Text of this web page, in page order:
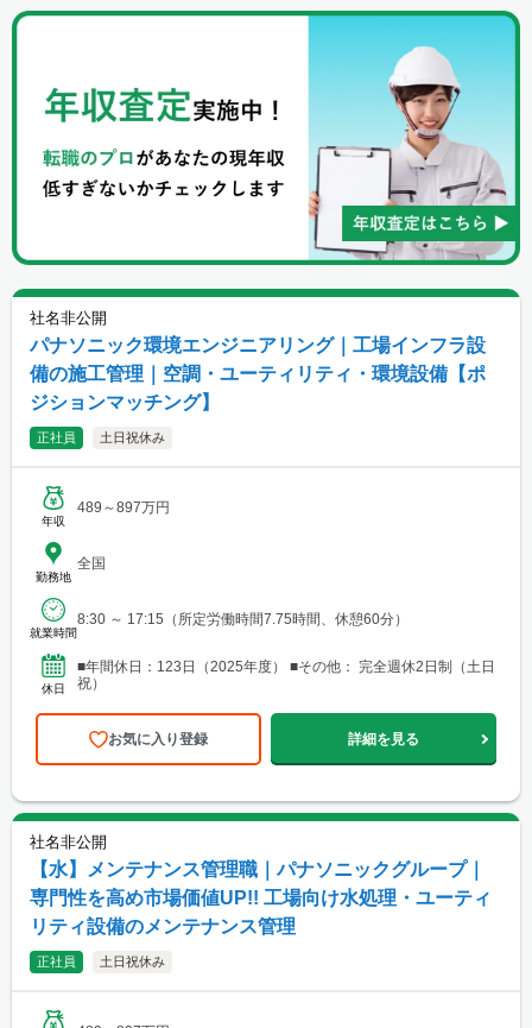
社名非公開
パナソニック環境エンジニアリング｜工場インフラ設
備の施工管理｜空調・ユーティリティ・環境設備【ポ
ジションマッチング】
正社員 土日祝休み
年収
489～897万円
勤務地
全国
就業時間
8:30 ～ 17:15（所定労働時間7.75時間、休憩60分）
休日
■年間休日：123日（2025年度） ■その他： 完全週休2日制（土日
祝）
お気に入り登録 詳細を見る
社名非公開
【水】メンテナンス管理職｜パナソニックグループ｜
専門性を高め市場価値UP!! 工場向け水処理・ユーティ
リティ設備のメンテナンス管理
正社員 土日祝休み